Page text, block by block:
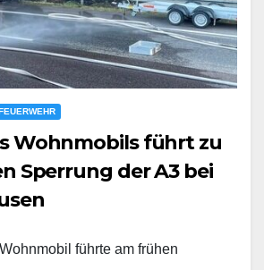
Wohnmobils führt zu
Sperrung der A3 bei
führte am frühen